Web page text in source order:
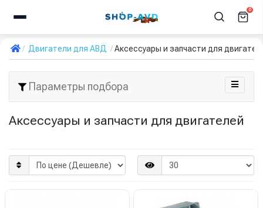
0
Двигатели для АВД Аксессуары и запчасти для
Параметры подбора
Аксессуары и запчасти для двигателей